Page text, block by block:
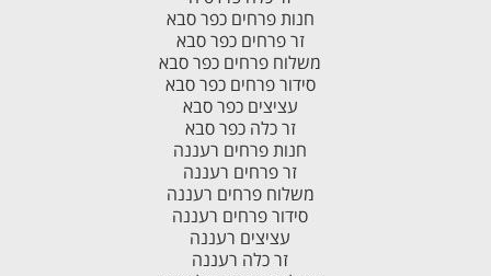
חנות פרחים כפר סבא
זר פרחים כפר סבא
משלוח פרחים כפר סבא
סידור פרחים כפר סבא
עציצים כפר סבא
זר כלה כפר סבא
חנות פרחים רעננה
זר פרחים רעננה
משלוח פרחים רעננה
סידור פרחים רעננה
עציצים רעננה
זר כלה רעננה